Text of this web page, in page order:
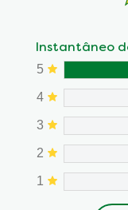
Instantâneo
5
4
3
2
1